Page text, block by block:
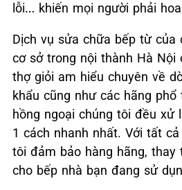
lỗi… khiến mọi người phải
Dịch vụ sửa chữa bếp từ của
cơ sở trong nội thành Hà Nội
thợ giỏi am hiểu chuyên về
khẩu cũng như các hãng
hồng ngoại chúng tôi đều xử
1 cách nhanh nhất. Với tất
tôi đảm bảo hàng hãng, thay
cho bếp nhà bạn đang sử